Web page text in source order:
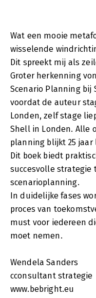
Wat een mooie
wisselende
Dit spreekt mij als
Groter herkenning
Scenario Planning bij
voordat de auteur
Londen, zelf stage
Shell in Londen. Alle
planning blijkt 25 jaar
Dit boek biedt
succesvolle strategie
scenarioplanning.
In duidelijke fases
proces van
must voor iedereen
moet nemen.
Wendela Sanders
cconsultant strategie
www.bebright.eu